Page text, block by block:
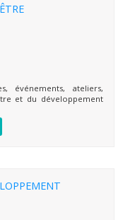
événements, ateliers,
et du développement